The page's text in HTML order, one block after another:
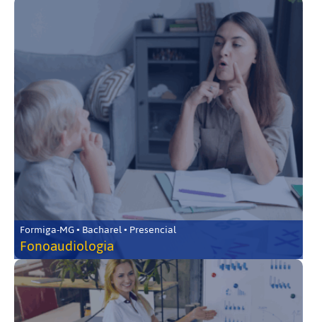
Formiga-MG • Bacharel • Presencial
Fonoaudiologia